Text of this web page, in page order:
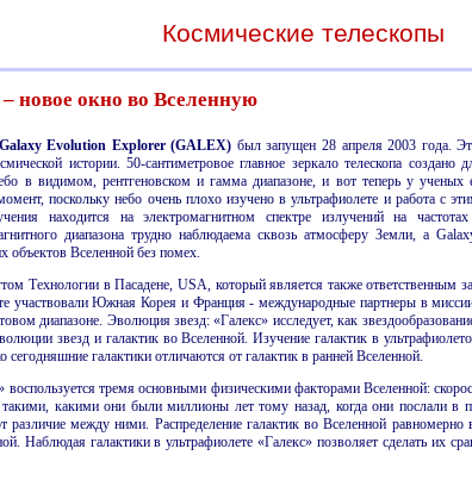
Космические телескопы
новое окно во Вселенную
Evolution Explorer (GALEX) был запущен 28 апреля 2003 года.
истории. 50-сантиметровое главное зеркало телескопа
в видимом, рентгеновском и гамма диапазоне, и вот теперь у ученых
поскольку небо очень плохо изучено в ультрафиолете и работа с
находится на электромагнитном спектре излучений на
диапазона трудно наблюдаема сквозь атмосферу Земли, а
объектов Вселенной без помех.
Технологии в Пасадене, USA, который является также
участвовали Южная Корея и Франция - международные партнеры в
диапазоне. Эволюция звезд: «Галекс» исследует, как
звезд и галактик во Вселенной. Изучение галактик в
сегодняшние галактики отличаются от галактик в ранней Вселенной.
тремя основными физическими факторами Вселенной:
какими они были миллионы лет тому назад, когда они послали в
различие между ними. Распределение галактик во Вселенной
Наблюдая галактики в ультрафиолете «Галекс» позволяет сделать их